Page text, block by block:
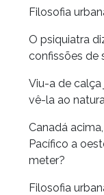
Filosofia
O psiquiatra
confissões de
Viu-a de calça
vê-la ao
Canadá
Pacífico a
meter?
Filosofia